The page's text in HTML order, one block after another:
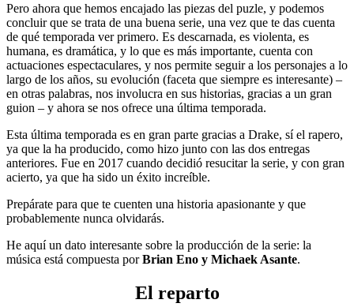
Pero ahora que hemos encajado las piezas del puzle, y podemos
concluir que se trata de una buena serie, una vez que te das cuenta
de qué temporada ver primero. Es descarnada, es violenta, es
humana, es dramática, y lo que es más importante, cuenta con
actuaciones espectaculares, y nos permite seguir a los personajes a lo
largo de los años, su evolución (faceta que siempre es interesante) –
en otras palabras, nos involucra en sus historias, gracias a un gran
guion – y ahora se nos ofrece una última temporada.
Esta última temporada es en gran parte gracias a Drake, sí el rapero,
ya que la ha producido, como hizo junto con las dos entregas
anteriores. Fue en 2017 cuando decidió resucitar la serie, y con gran
acierto, ya que ha sido un éxito increíble.
Prepárate para que te cuenten una historia apasionante y que
probablemente nunca olvidarás.
He aquí un dato interesante sobre la producción de la serie: la
música está compuesta porBrian Eno y Michaek Asante.
El reparto